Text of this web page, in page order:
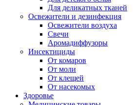
Для деликатных тканей
Освежители и дезинфекция
Освежители воздуха
Свечи
Аромадиффузоры
Инсектициды
От комаров
От моли
От клещей
От насекомых
Здоровье